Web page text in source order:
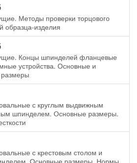
Методы проверки торцового
образца-изделия
Концы шпинделей фланцевые
устройства. Основные и
с круглым выдвижным
шпинделем. Основные размеры.
с крестовым столом и
Основные размеры. Нормы